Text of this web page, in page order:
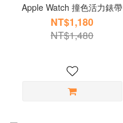
Apple Watch 撞色活力錶帶
NT$1,180
NT$1,480